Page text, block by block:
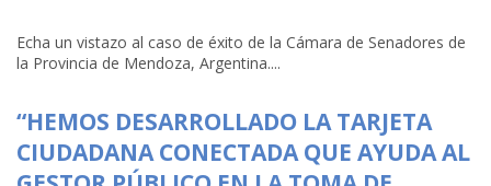
Echa un vistazo al caso de éxito de la Cámara de Senadores de
la Provincia de Mendoza, Argentina....
“HEMOS DESARROLLADO LA TARJETA
CIUDADANA CONECTADA QUE AYUDA AL